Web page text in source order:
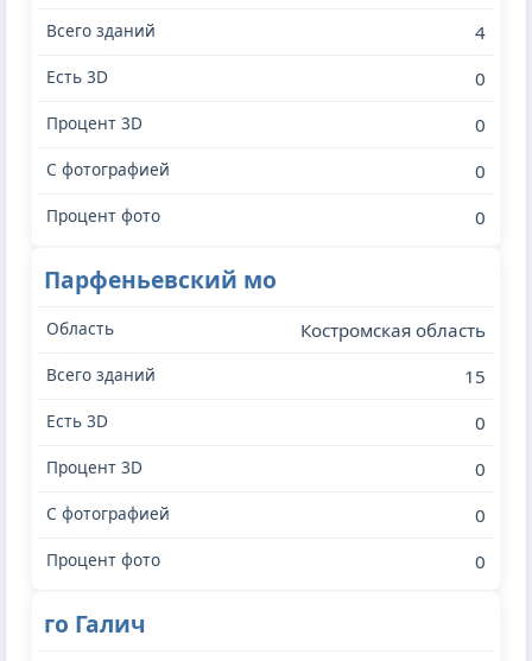
4
0
0
0
0
Парфеньевский мо
Костромская область
15
0
0
0
0
го Галич